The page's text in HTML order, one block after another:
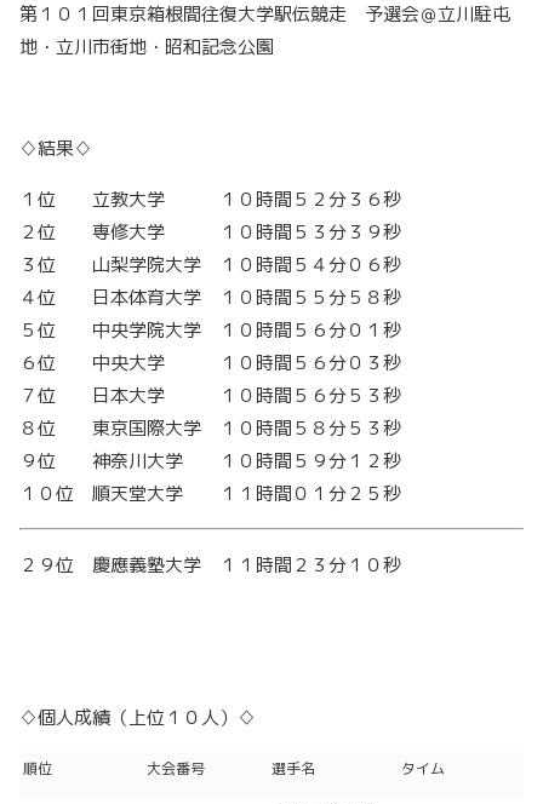
第１０１回東京箱根間往復大学駅伝競走 予選会＠立川駐屯
地・立川市街地・昭和記念公園
♢結果♢
１位 立教大学 １０時間５２分３６秒
２位 専修大学 １０時間５３分３９秒
３位 山梨学院大学 １０時間５４分０６秒
４位 日本体育大学 １０時間５５分５８秒
５位 中央学院大学 １０時間５６分０１秒
６位 中央大学 １０時間５６分０３秒
７位 日本大学 １０時間５６分５３秒
８位 東京国際大学 １０時間５８分５３秒
９位 神奈川大学 １０時間５９分１２秒
１０位 順天堂大学 １１時間０１分２５秒
２９位 慶應義塾大学 １１時間２３分１０秒
♢個人成績（上位１０人）♢
順位 大会番号 選手名 タイム